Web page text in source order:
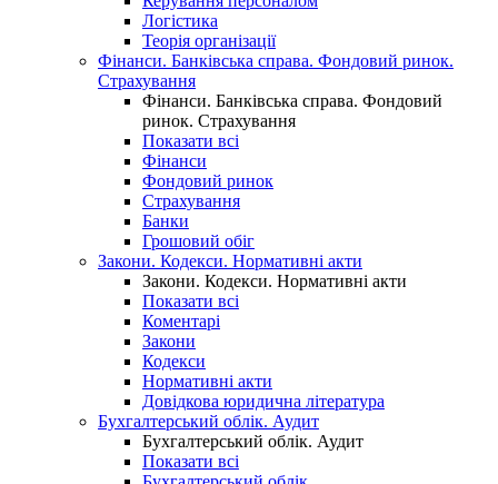
Логістика
Теорія організації
Фінанси. Банківська справа. Фондовий ринок.
Страхування
Фінанси. Банківська справа. Фондовий
ринок. Страхування
Показати всі
Фінанси
Фондовий ринок
Страхування
Банки
Грошовий обіг
Закони. Кодекси. Нормативні акти
Закони. Кодекси. Нормативні акти
Показати всі
Коментарі
Закони
Кодекси
Нормативні акти
Довідкова юридична література
Бухгалтерський облік. Аудит
Бухгалтерський облік. Аудит
Показати всі